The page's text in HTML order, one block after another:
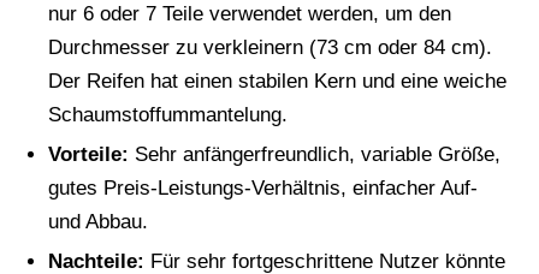
nur 6 oder 7 Teile verwendet werden, um den
Durchmesser zu verkleinern (73 cm oder 84 cm).
Der Reifen hat einen stabilen Kern und eine weiche
Schaumstoffummantelung.
Vorteile: Sehr anfängerfreundlich, variable Größe,
gutes Preis-Leistungs-Verhältnis, einfacher Auf-
und Abbau.
Nachteile: Für sehr fortgeschrittene Nutzer könnte